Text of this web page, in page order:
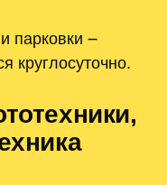
парковки ౼
круглосуточно.